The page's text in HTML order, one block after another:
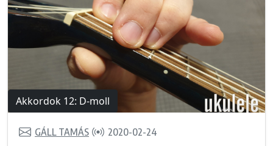
Akkordok 12: D-moll
GÁLL TAMÁS 2020-02-24